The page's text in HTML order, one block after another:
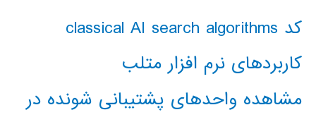
کد classical AI search algorithms
کاربردهای نرم افزار متلب
مشاهده واحدهای پشتیبانی شونده در